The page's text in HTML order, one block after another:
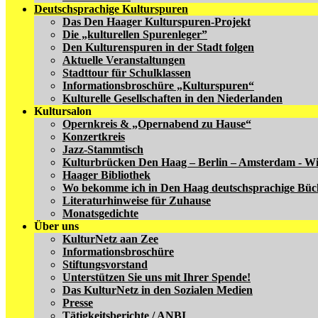
Deutschsprachige Kulturspuren
Das Den Haager Kulturspuren-Projekt
Die „kulturellen Spurenleger”
Den Kulturenspuren in der Stadt folgen
Aktuelle Veranstaltungen
Stadttour für Schulklassen
Informationsbroschüre „Kulturspuren“
Kulturelle Gesellschaften in den Niederlanden
Kultursalon
Opernkreis & „Opernabend zu Hause“
Konzertkreis
Jazz-Stammtisch
Kulturbrücken Den Haag – Berlin – Amsterdam -
Haager Bibliothek
Wo bekomme ich in Den Haag deutschsprachige
Literaturhinweise für Zuhause
Monatsgedichte
Über uns
KulturNetz aan Zee
Informationsbroschüre
Stiftungsvorstand
Unterstützen Sie uns mit Ihrer Spende!
Das KulturNetz in den Sozialen Medien
Presse
Tätigkeitsberichte / ANBI